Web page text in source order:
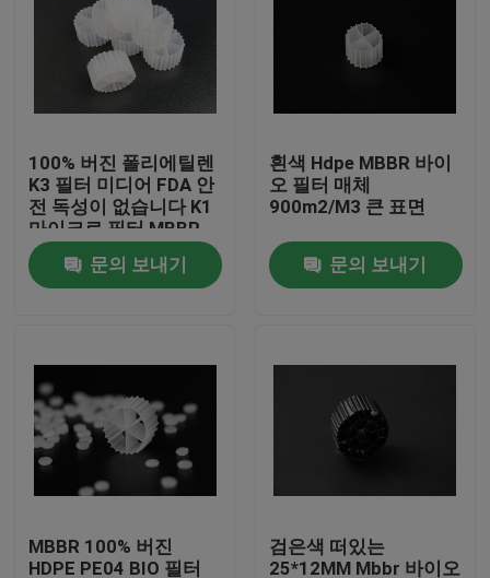
제품
회사 소개
공장 여행
품질 관리
문의하기
조회를 요청하다
MBBR 필터 미디어
MBBR 전기 매체
100% 버진 폴리에틸렌
K3 필터 미디어 FDA 안
전 독성이 없습니다 K1
마이크로 필터 MBBR
바이오 모버 원자로 중
국 제조업체문의 보내기
흰색 Hdpe MBBR 바이
오 필터 매체
900m2/M3 큰 표면
문의 보내기
MBBR 100% 버진
HDPE PE04 BIO 필터
검은색 떠있는
25*12MM Mbbr 바이오